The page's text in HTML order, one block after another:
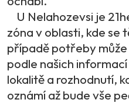
U Nelahozevsi je
zóna v oblasti, kde se
případě potřeby
podle našich
lokalitě a rozhodnutí,
oznámí až bude vše